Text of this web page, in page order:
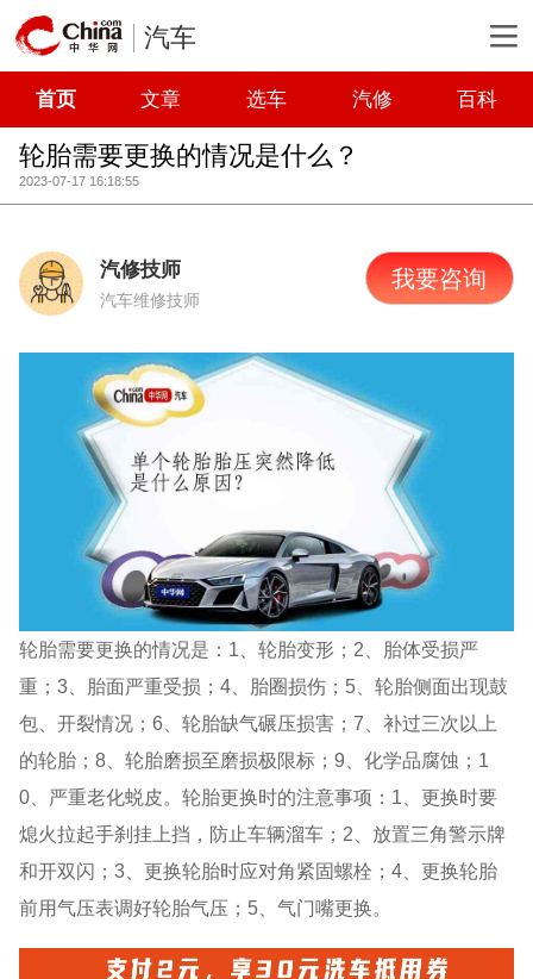
汽车
首页 文章 选车 汽修 百科
轮胎需要更换的情况是什么？
2023-07-17 16:18:55
汽修技师
汽车维修技师
我要咨询
轮胎需要更换的情况是：1、轮胎变形；2、胎体受损严
重；3、胎面严重受损；4、胎圈损伤；5、轮胎侧面出现鼓
包、开裂情况；6、轮胎缺气碾压损害；7、补过三次以上
的轮胎；8、轮胎磨损至磨损极限标；9、化学品腐蚀；1
0、严重老化蜕皮。轮胎更换时的注意事项：1、更换时要
熄火拉起手刹挂上挡，防止车辆溜车；2、放置三角警示牌
和开双闪；3、更换轮胎时应对角紧固螺栓；4、更换轮胎
前用气压表调好轮胎气压；5、气门嘴更换。